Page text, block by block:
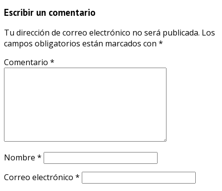
Escribir un comentario
Tu dirección de correo electrónico no será publicada. Los
campos obligatorios están marcados con *
Comentario *
Nombre *
Correo electrónico *